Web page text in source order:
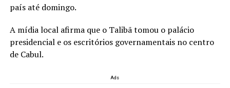
país até domingo.
A mídia local afirma que o Talibã tomou o palácio
presidencial e os escritórios governamentais no centro
de Cabul.
Ads